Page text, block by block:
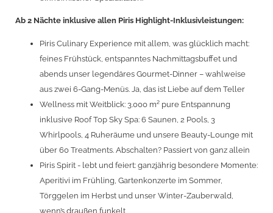
Ab 2 Nächte inklusive allen Piris Highlight-Inklusivleistungen:
Piris Culinary Experience mit allem, was glücklich macht:
feines Frühstück, entspanntes Nachmittagsbuffet und
abends unser legendäres Gourmet-Dinner – wahlweise
aus zwei 6-Gang-Menüs. Ja, das ist Liebe auf dem Teller
Wellness mit Weitblick: 3.000 m² pure Entspannung
inklusive Roof Top Sky Spa: 6 Saunen, 2 Pools, 3
Whirlpools, 4 Ruheräume und unsere Beauty-Lounge mit
über 60 Treatments. Abschalten? Passiert von ganz allein
Piris Spirit - lebt und feiert: ganzjährig besondere Momente:
Aperitivi im Frühling, Gartenkonzerte im Sommer,
Törggelen im Herbst und unser Winter-Zauberwald,
wenn’s draußen funkelt